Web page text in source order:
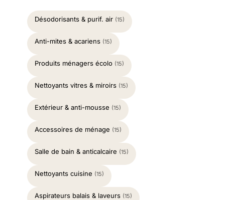
Désodorisants & purif. air (15)
Anti-mites & acariens (15)
Produits ménagers écolo (15)
Nettoyants vitres & miroirs (15)
Extérieur & anti-mousse (15)
Accessoires de ménage (15)
Salle de bain & anticalcaire (15)
Nettoyants cuisine (15)
Aspirateurs balais & laveurs (15)